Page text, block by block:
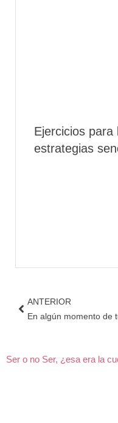
Ejercicios para
estrategias
AntANTERIOR
Ser o no Ser, ¿esa era la